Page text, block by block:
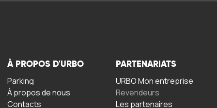
À PROPOS D'URBO
Parking
À propos de nous
Contacts
PARTENARIATS
URBO Mon entreprise
Revendeurs
Les partenaires